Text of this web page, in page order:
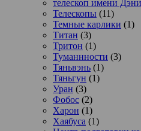
телескоп имени
Телескопы (11)
Темные карлики (1)
Титан (3)
Тритон (1)
Туманнности (3)
Тяньвэнь (1)
Тяньгун (1)
Уран (3)
Фобос (2)
Харон (1)
Хаябуса (1)